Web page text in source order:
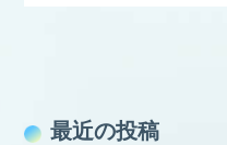
最近の投稿